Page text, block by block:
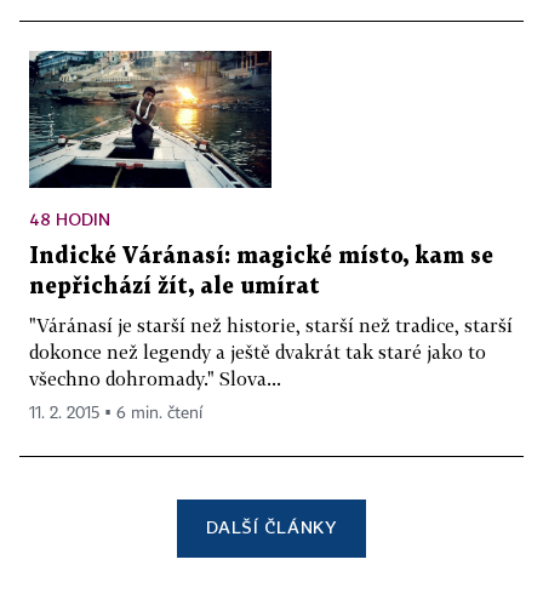
48 HODIN
Indické Váránasí: magické místo, kam se
nepřichází žít, ale umírat
"Váránasí je starší než historie, starší než tradice, starší
dokonce než legendy a ještě dvakrát tak staré jako to
všechno dohromady." Slova...
11. 2. 2015 ▪ 6 min. čtení
DALŠÍ ČLÁNKY